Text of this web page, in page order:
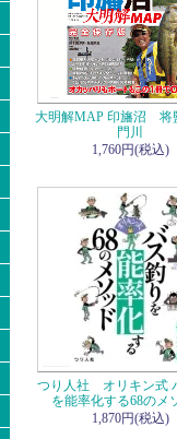
大明解MAP 印旛沼 将
門川
1,760円(税込)
つり人社 オリキン式
を能率化する68のメ
1,870円(税込)